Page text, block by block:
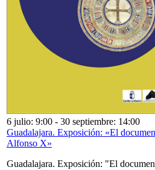
6 julio: 9:00 - 30 septiembre: 14:00
Guadalajara. Exposición: «El
Alfonso X»
Guadalajara. Exposición: "El